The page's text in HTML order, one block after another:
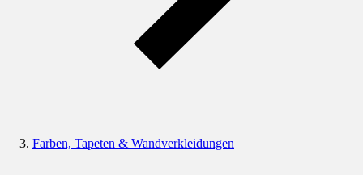
Farben, Tapeten & Wandverkleidungen